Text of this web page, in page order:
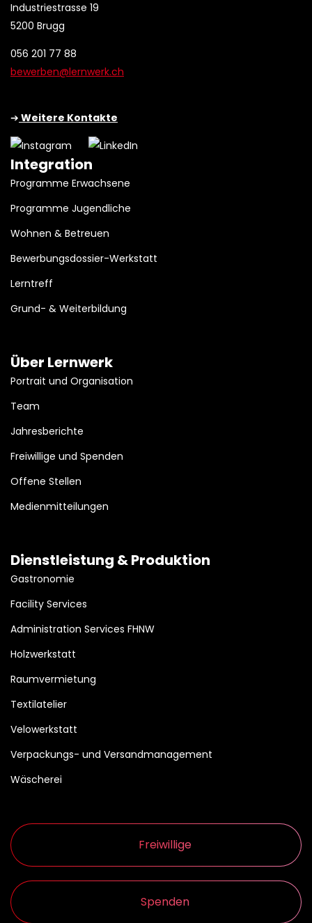
Industriestrasse 19
5200 Brugg
056 201 77 88
bewerben@lernwerk.ch
➔ Weitere Kontakte
Integration
Programme Erwachsene
Programme Jugendliche
Wohnen & Betreuen
Bewerbungsdossier-Werkstatt
Lerntreff
Grund- & Weiterbildung
Über Lernwerk
Portrait und Organisation
Team
Jahresberichte
Freiwillige und Spenden
Offene Stellen
Medienmitteilungen
Dienstleistung & Produktion
Gastronomie
Facility Services
Administration Services FHNW
Holzwerkstatt
Raumvermietung
Textilatelier
Velowerkstatt
Verpackungs- und Versandmanagement
Wäscherei
Freiwillige
Spenden